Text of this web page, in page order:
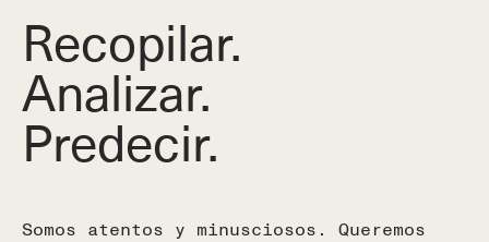
Recopilar.
Analizar.
Predecir.
Somos atentos y minusciosos. Queremos